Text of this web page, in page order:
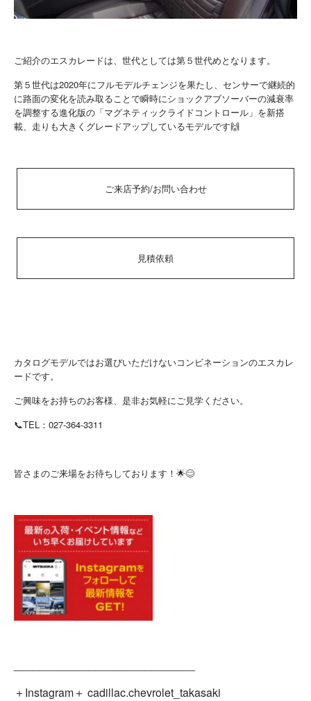
ご紹介のエスカレードは、世代としては第５世代めとなります。
第５世代は2020年にフルモデルチェンジを果たし、センサーで継続的
に路面の変化を読み取ることで瞬時にショックアブソーバーの減衰率
を調整する進化版の「マグネティックライドコントロール」を新搭
載、走りも大きくグレードアップしているモデルです🙌
ご来店予約/お問い合わせ
見積依頼
カタログモデルではお選びいただけないコンビネーションのエスカレ
ードです。
ご興味をお持ちのお客様、是非お気軽にご見学ください。
📞TEL：027-364-3311
皆さまのご来場をお待ちしております！🌟😊
＋Instagram＋ cadillac.chevrolet_takasaki